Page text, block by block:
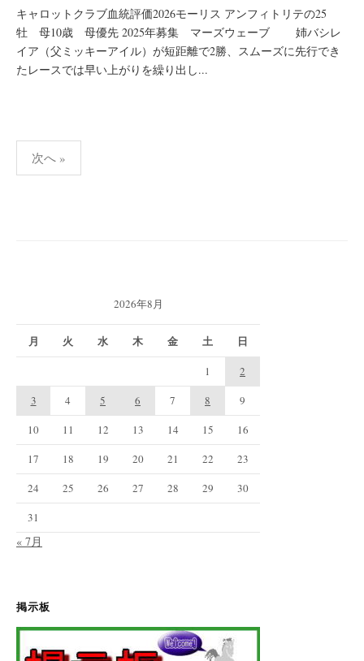
キャロットクラブ血統評価2026モーリス アンフィトリテの25
牡 母10歳 母優先 2025年募集 マーズウェーブ 姉バシレ
イア（父ミッキーアイル）が短距離で2勝、スムーズに先行でき
たレースでは早い上がりを繰り出し...
投
稿
ョ
ン
次へ »
2026年8月
月 火 水 木 金 土 日
1
2
3
4 5 6 7 8
9
10
11 12 13 14 15
16
17
18 19 20 21 22
23
24
25 26 27 28 29
30
31
« 7月
掲示板